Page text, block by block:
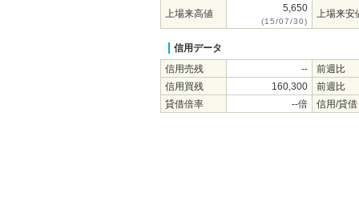
上場来高値 5,650
(15/07/30)
上場来安
信用データ
信用売残
--
前週比
信用買残
160,300
前週比
貸借倍率
--倍 信用/貸借